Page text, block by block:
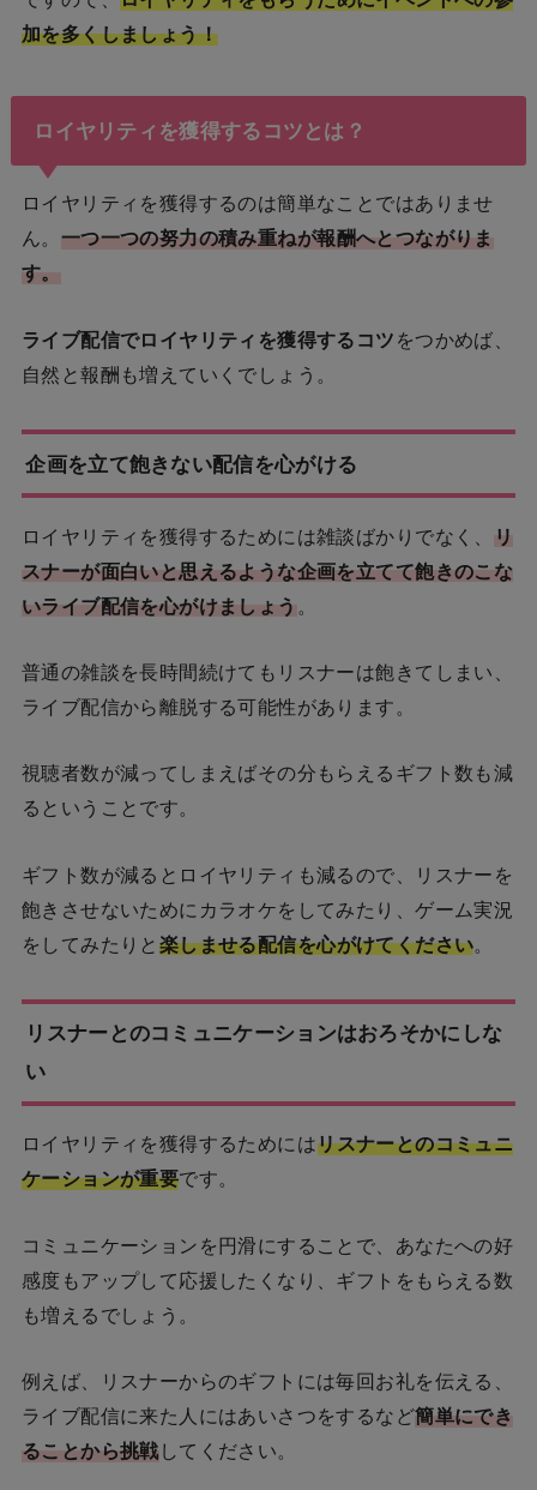
加を多くしましょう！
ロイヤリティを獲得するコツとは？
ロイヤリティを獲得するのは簡単なことではありませ
ん。 一つ一つの努力の積み重ねが報酬へとつながりま
す。
ライブ配信でロイヤリティを獲得するコツ をつかめば、
自然と報酬も増えていくでしょう。
企画を立て飽きない配信を心がける
ロイヤリティを獲得するためには雑談ばかりでなく、
リ
スナーが面白いと思えるような企画を立てて飽きのこな
いライブ配信を心がけましょう
普通の雑談を長時間続けてもリスナーは飽きてしまい、
ライブ配信から離脱する可能性があります。
視聴者数が減ってしまえばその分もらえるギフト数も減
るということです。
ギフト数が減るとロイヤリティも減るので、リスナーを
飽きさせないためにカラオケをしてみたり、ゲーム実況
をしてみたりと 楽しませる配信を心がけてください
リスナーとのコミュニケーションはおろそかにしな
い
ロイヤリティを獲得するためにはリスナーとのコミュニ
ケーションが重要です。
コミュニケーションを円滑にすることで、あなたへの好
感度もアップして応援したくなり、ギフトをもらえる数
も増えるでしょう。
例えば、リスナーからのギフトには毎回お礼を伝える、
ライブ配信に来た人にはあいさつをするなど簡単にでき
ることから挑戦してください。